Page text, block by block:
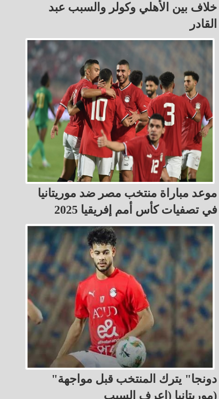
خلاف بين الأهلي وكولر والسبب عبد
القادر
موعد مباراة منتخب مصر ضد موريتانيا
في تصفيات كأس أمم إفريقيا 2025
"دونجا" يترك المنتخب قبل مواجهة
موريتانيا (إعرف السبب)